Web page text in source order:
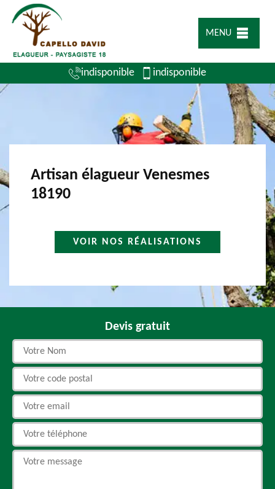
MENU
indisponible indisponible
Artisan élagueur Venesmes
18190
VOIR NOS RÉALISATIONS
Devis gratuit